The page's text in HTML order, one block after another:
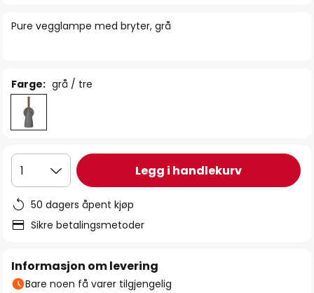
Pure vegglampe med bryter, grå
Farge: grå / tre
1 Legg i handlekurv
50 dagers åpent kjøp
Sikre betalingsmetoder
Informasjon om levering
Bare noen få varer tilgjengelig